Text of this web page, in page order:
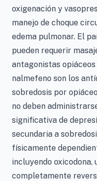
oxigenación y
manejo de choque
edema pulmonar. El
pueden requerir
antagonistas
nalmefeno son los
sobredosis por
no deben
significativa de
secundaria a
físicamente
incluyendo
completamente